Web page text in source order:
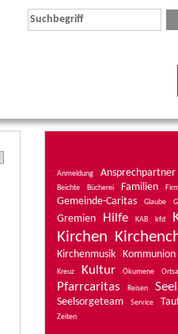
Anmeldung Ansprechpartner
Beichte
Bücherei Familien
Gemeinde-Caritas Glaube
Gremien Hilfe KAB kfd
Kirchen
Kirchenmusik Kommunion
Kreuz Kultur Ökumene
Pfarrcaritas Reisen
Seelsorgeteam Service
Zeiten